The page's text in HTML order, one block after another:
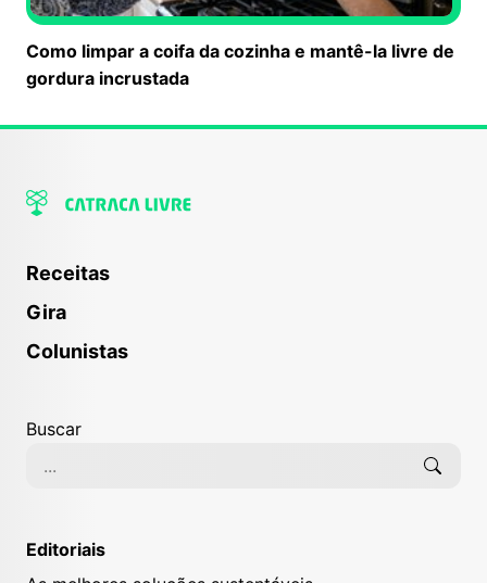
Como limpar a coifa da cozinha e mantê-la livre de
gordura incrustada
Receitas
Gira
Colunistas
Buscar
Editoriais